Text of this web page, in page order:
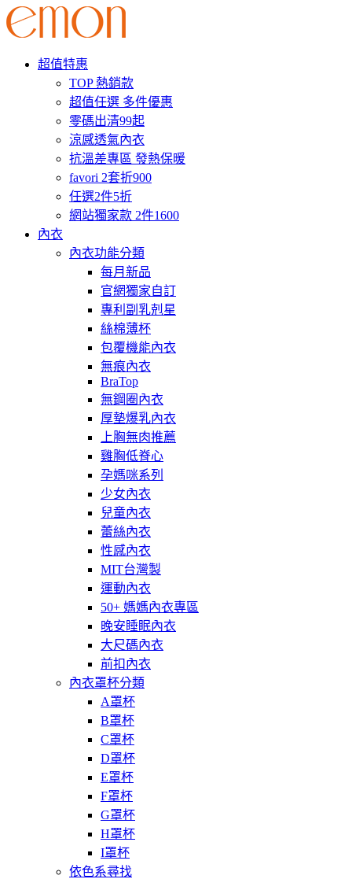
超值特惠
TOP 熱銷款
超值任選 多件優惠
零碼出清99起
涼感透氣內衣
抗溫差專區 發熱保暖
favori 2套折900
任選2件5折
網站獨家款 2件1600
內衣
內衣功能分類
每月新品
官網獨家自訂
專利副乳剋星
絲棉薄杯
包覆機能內衣
無痕內衣
BraTop
無鋼圈內衣
厚墊爆乳內衣
上胸無肉推薦
雞胸低脊心
孕媽咪系列
少女內衣
兒童內衣
蕾絲內衣
性感內衣
MIT台灣製
運動內衣
50+ 媽媽內衣專區
晚安睡眠內衣
大尺碼內衣
前扣內衣
內衣罩杯分類
A罩杯
B罩杯
C罩杯
D罩杯
E罩杯
F罩杯
G罩杯
H罩杯
I罩杯
依色系尋找